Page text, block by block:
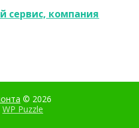
сервис, компания
© 2026
WP Puzzle